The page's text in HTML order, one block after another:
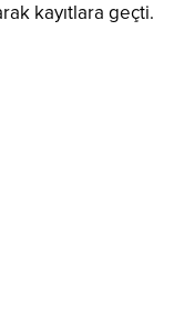
kayıtlara geçti.